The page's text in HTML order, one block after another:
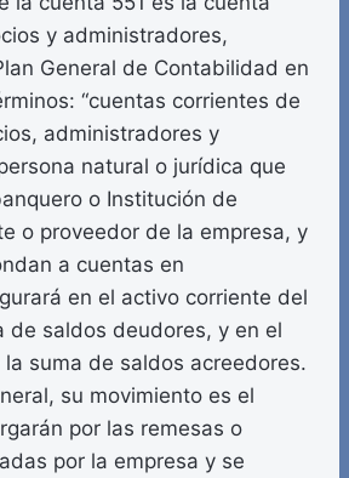
y administradores,
General de Contabilidad en
“cuentas corrientes de
administradores y
natural o jurídica que
o Institución de
o proveedor de la empresa, y
a cuentas en
en el activo corriente del
de saldos deudores, y en el
suma de saldos acreedores.
su movimiento es el
por las remesas o
por la empresa y se